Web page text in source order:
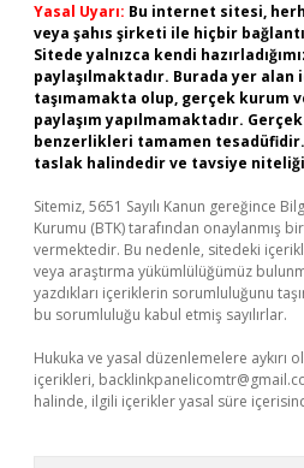
Yasal Uyarı: Bu internet sitesi,
veya şahıs şirketi ile hiçbir
Sitede yalnızca kendi
paylaşılmaktadır. Burada yer
taşımamakta olup, gerçek kurum
paylaşım yapılmamaktadır.
benzerlikleri tamamen
taslak halindedir ve tavsiye
Sitemiz, 5651 Sayılı Kanun gereğince
Kurumu (BTK) tarafından onaylanmış
vermektedir. Bu nedenle, sitedeki
veya araştırma yükümlülüğümüz
yazdıkları içeriklerin sorumluluğunu
bu sorumluluğu kabul etmiş sayılırlar.
Hukuka ve yasal düzenlemelere aykırı
içerikleri,
halinde, ilgili içerikler yasal süre